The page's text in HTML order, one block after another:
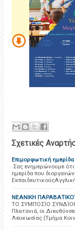
Σχετικές
Επιμορφωτική
Σας ενημερώνουμε
ημερίδα που
ΝΕΑΝΙΚΗ
ΤΟ ΣΥΜΠΟΣΊΟ
Πλατανιά, οι
Λευκωσίας (Τμήμα